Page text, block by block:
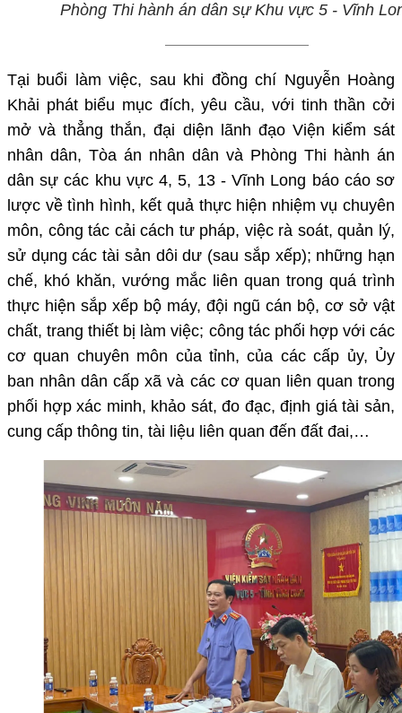
Phòng Thi hành án dân sự Khu vực 5 - Vĩnh
Tại buổi làm việc, sau khi đồng chí Nguyễn Hoàng
Khải phát biểu mục đích, yêu cầu, với tinh thần cởi
mở và thẳng thắn, đại diện lãnh đạo Viện kiểm sát
nhân dân, Tòa án nhân dân và Phòng Thi hành án
dân sự các khu vực4, 5, 13 - Vĩnh Long báo cáosơ
lược vềtình hình, kết quả thực hiện nhiệm vụ chuyên
môn, công tác cải cách tư pháp, việc rà soát, quản lý,
sử dụng các tài sản dôi dư (sau sắp xếp); những hạn
chế, khó khăn, vướng mắc liên quan trong quá trình
thực hiện sắp xếp bộ máy, đội ngũ cán bộ, cơ sở vật
chất,trang thiết bị làm việc; công tác phối hợp với các
cơ quan chuyên môn của tỉnh, của các cấp ủy, Ủy
ban nhân dân cấp xã và các cơ quan liên quan trong
phối hợpxác minh, khảo sát, đo đạc, định giá tài sản,
cung cấp thông tin, tài liệu liên quan đến đất đai,…